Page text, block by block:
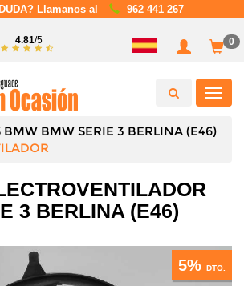
Llamanos al 962 441 267
4.81/5 0
BMW BMW SERIE 3 BERLINA (E46)
3 BERLINA (E46)
5% DTO.